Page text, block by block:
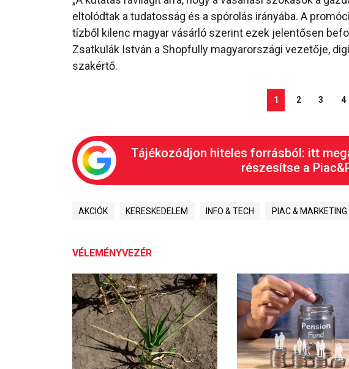
eltolódtak a tudatosság és a spórolás irányába. A
tízből kilenc magyar vásárló szerint ezek jelentősen
Zsatkulák István a Shopfully magyarországi vezetője,
szakértő.
1 2 3 4
Tájékozódjon hiteles forrásból: itt
részesítse a
AKCIÓK KERESKEDELEM INFO & TECH PIAC & MARKETING
VÉLEMÉNYVEZÉR